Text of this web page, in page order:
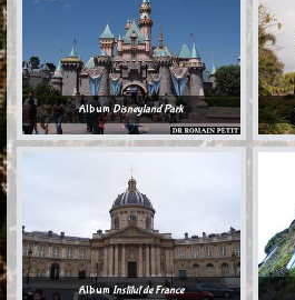
AlbumDisneyland Park
AlbumInstitut de France